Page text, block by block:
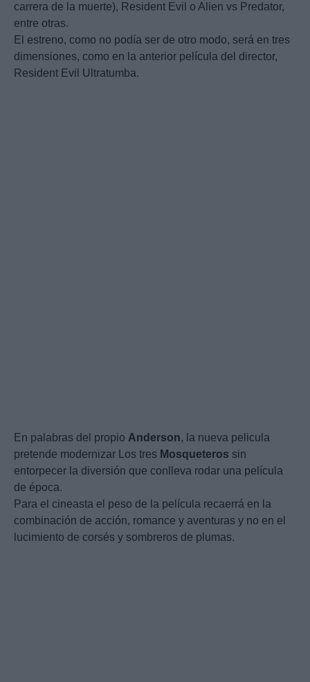
carrera de la muerte), Resident Evil o Alien vs Predator,
entre otras.
El estreno, como no podía ser de otro modo, será en tres
dimensiones, como en la anterior película del director,
Resident Evil Ultratumba.
En palabras del propio Anderson, la nueva pelicula
pretende modernizar Los tres Mosqueteros sin
entorpecer la diversión que conlleva rodar una película
de época.
Para el cineasta el peso de la película recaerrá en la
combinación de acción, romance y aventuras y no en el
lucimiento de corsés y sombreros de plumas.